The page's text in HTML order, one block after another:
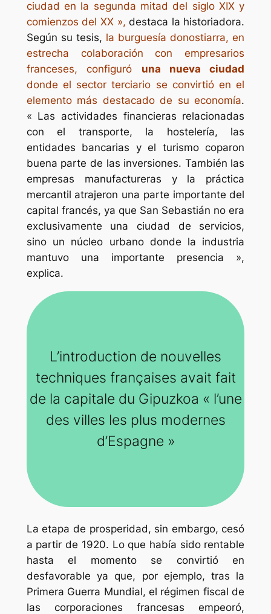
ciudad en la segunda mitad del siglo XIX y
comienzos del XX », destaca la historiadora.
Según su tesis, la burguesía donostiarra, en
estrecha colaboración con empresarios
franceses, configuró una nueva ciudad
donde el sector terciario se convirtió en el
elemento más destacado de su economía.
« Las actividades financieras relacionadas
con el transporte, la hostelería, las
entidades bancarias y el turismo coparon
buena parte de las inversiones. También las
empresas manufactureras y la práctica
mercantil atrajeron una parte importante del
capital francés, ya que San Sebastián no era
exclusivamente una ciudad de servicios,
sino un núcleo urbano donde la industria
mantuvo una importante presencia »,
explica.
L’introduction de nouvelles
techniques françaises avait fait
de la capitale du Gipuzkoa « l’une
des villes les plus modernes
d’Espagne »
La etapa de prosperidad, sin embargo, cesó
a partir de 1920. Lo que había sido rentable
hasta el momento se convirtió en
desfavorable ya que, por ejemplo, tras la
Primera Guerra Mundial, el régimen fiscal de
las corporaciones francesas empeoró,